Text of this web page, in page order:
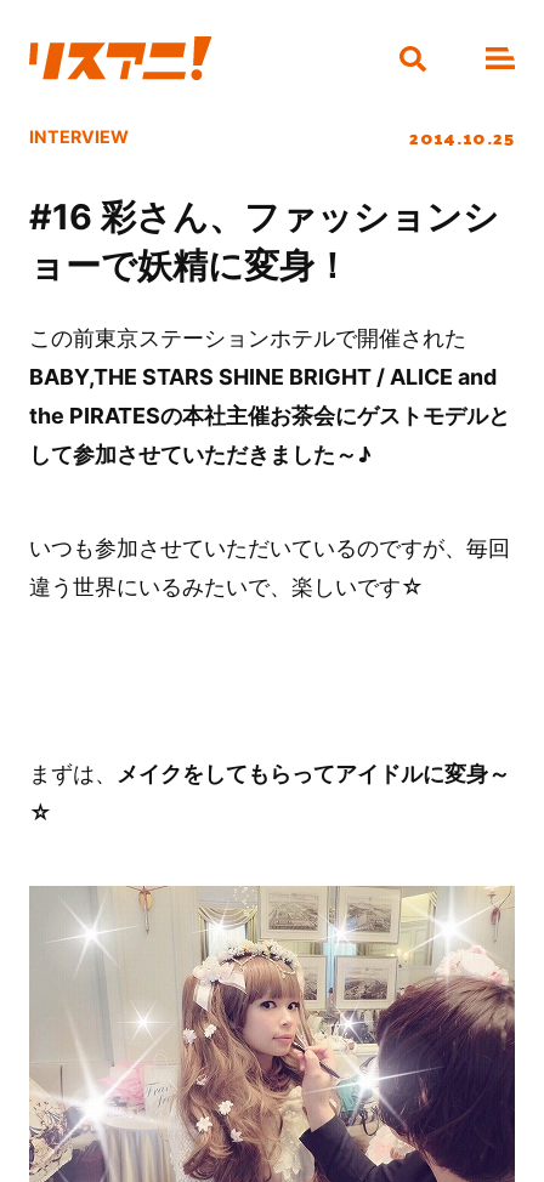
INTERVIEW 2014.10.25
#16 彩さん、ファッションシ
ョーで妖精に変身！
この前東京ステーションホテルで開催された
BABY,THE STARS SHINE BRIGHT / ALICE and
the PIRATESの本社主催お茶会にゲストモデルと
して参加させていただきました～♪
いつも参加させていただいているのですが、毎回
違う世界にいるみたいで、楽しいです☆
まずは、
メイクをしてもらってアイドルに変身～
☆